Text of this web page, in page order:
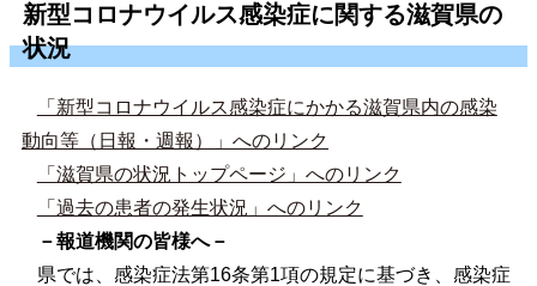
新型コロナウイルス感染症に関する滋賀県の
状況
「新型コロナウイルス感染症にかかる滋賀県内の感染
動向等（日報・週報）」へのリンク
「滋賀県の状況トップページ」へのリンク
「過去の患者の発生状況」へのリンク
－報道機関の皆様へ－
県では、感染症法第16条第1項の規定に基づき、感染症